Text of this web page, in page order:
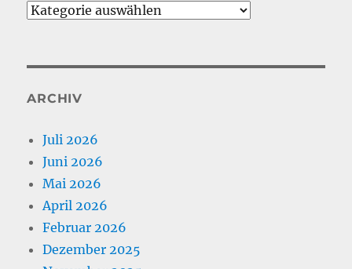
Kategorien
ARCHIV
Juli 2026
Juni 2026
Mai 2026
April 2026
Februar 2026
Dezember 2025